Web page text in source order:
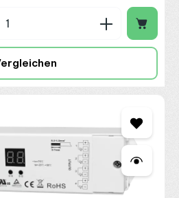
den gewünschten Wert